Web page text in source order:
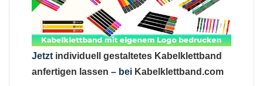
Jetzt individuell gestaltetes Kabelklettband
anfertigen lassen – bei Kabelklettband.com